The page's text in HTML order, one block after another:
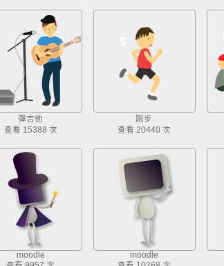
彈吉他
查看 15388 次
跑步
查看 20440 次
moodle
moodle